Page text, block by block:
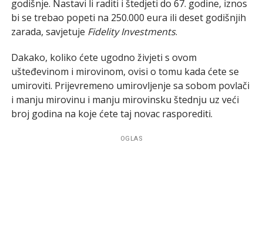
godišnje. Nastavi li raditi i štedjeti do 67. godine, iznos
bi se trebao popeti na 250.000 eura ili deset godišnjih
zarada, savjetuje Fidelity Investments.
Dakako, koliko ćete ugodno živjeti s ovom
ušteđevinom i mirovinom, ovisi o tomu kada ćete se
umiroviti. Prijevremeno umirovljenje sa sobom povlači
i manju mirovinu i manju mirovinsku štednju uz veći
broj godina na koje ćete taj novac rasporediti.
OGLAS